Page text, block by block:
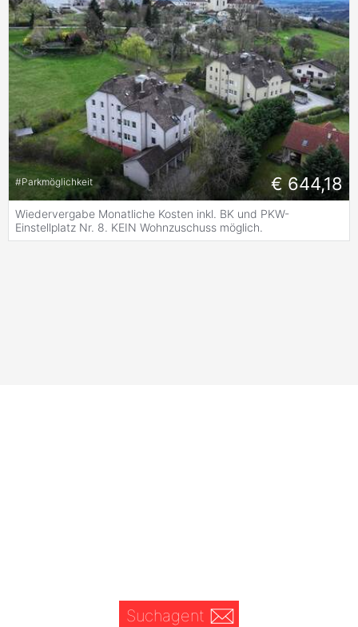
#Parkmöglichkeit € 644,18
Wiedervergabe Monatliche Kosten inkl. BK und PKW-
Einstellplatz Nr. 8. KEIN Wohnzuschuss möglich.
Suchagent